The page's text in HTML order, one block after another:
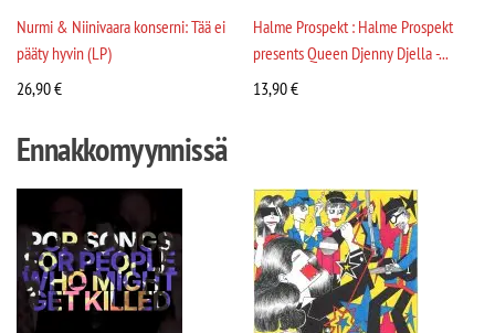
Nurmi & Niinivaara konserni: Tää ei
pääty hyvin (LP)
26,90€
Halme Prospekt : Halme Prospekt
presents Queen Djenny Djella -...
13,90€
Ennakkomyynnissä